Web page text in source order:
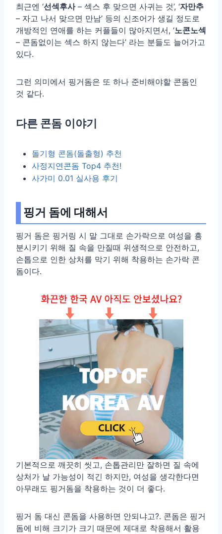
최근엔 ‘선섹후사– 섹스 후 맞으면 사귀는 것’, ‘자만추
– 자고 나서 맞으면 만남’ 등의 신조어가 생길 정도로
개방적인 연애를 하는 커플들이 많아지면서, ‘노콘노섹
– 콘돔없이는 섹스 하지 않는다’ 라는 분들도 늘어가고
있다.
그런 의미에서 핑거돔은 또 하나 준비해야할 콘돔인
것 같다.
다른 콘돔 이야기
돌기형 콘돔(돌출형) 추천
사정지연콘돔 Top4 추천!
사가미 0.01 실사용 후기
핑거 돔에 대해서
핑거 돔은 핑거링 시 말 그대로 손가락으로 여성을 흥
분시키기 위해 질 속을 만질때 위생적으로 안전하고,
손톱으로 인한 상처를 막기 위해 착용하는 손가락 콘
돔이다.
기본적으로 깨끗히 씻고, 손톱관리만 잘하면 질 속에
상처가 날 가능성이 적긴 하지만, 여성을 생각한다면
아무래도 핑거돔을 착용하는 것이 더 좋다.
핑거 돔 대신 콘돔을 사용하면 안되냐고?. 콘돔은 핑거
돔에 비해 크기가 크기 때문에 제대로 착용해서 활용